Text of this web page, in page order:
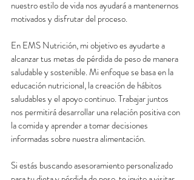
nuestro estilo de vida nos ayudará a mantenernos
motivados y disfrutar del proceso.
En EMS Nutrición, mi objetivo es ayudarte a
alcanzar tus metas de pérdida de peso de manera
saludable y sostenible. Mi enfoque se basa en la
educación nutricional, la creación de hábitos
saludables y el apoyo continuo. Trabajar juntos
nos permitirá desarrollar una relación positiva con
la comida y aprender a tomar decisiones
informadas sobre nuestra alimentación.
Si estás buscando asesoramiento personalizado